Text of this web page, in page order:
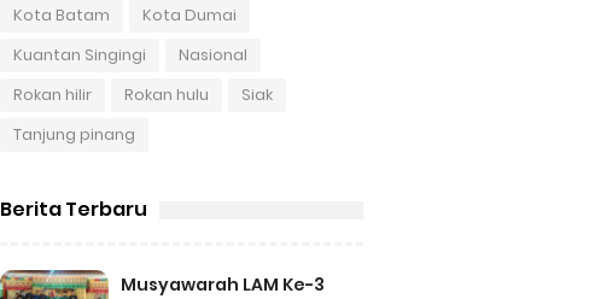
Kota Batam
Kota Dumai
Kuantan Singingi
Nasional
Rokan hilir
Rokan hulu
Siak
Tanjung pinang
Berita Terbaru
Musyawarah LAM Ke-3